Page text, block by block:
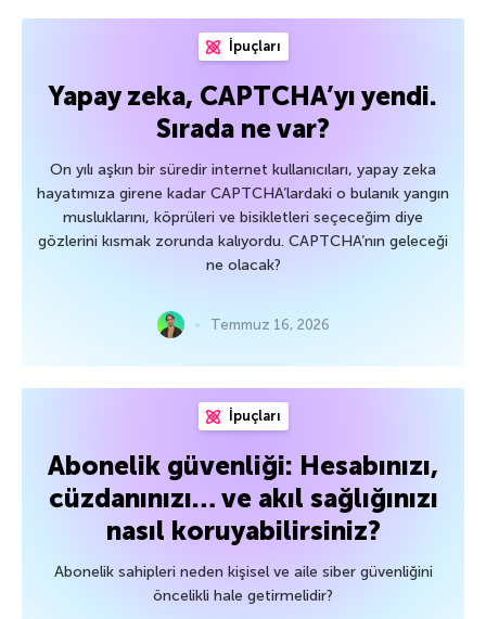
İpuçları
Yapay zeka, CAPTCHA’yı yendi.
Sırada ne var?
On yılı aşkın bir süredir internet kullanıcıları, yapay zeka
hayatımıza girene kadar CAPTCHA’lardaki o bulanık yangın
musluklarını, köprüleri ve bisikletleri seçeceğim diye
gözlerini kısmak zorunda kalıyordu. CAPTCHA’nın geleceği
ne olacak?
Temmuz 16, 2026
İpuçları
Abonelik güvenliği: Hesabınızı,
cüzdanınızı… ve akıl sağlığınızı
nasıl koruyabilirsiniz?
Abonelik sahipleri neden kişisel ve aile siber güvenliğini
öncelikli hale getirmelidir?